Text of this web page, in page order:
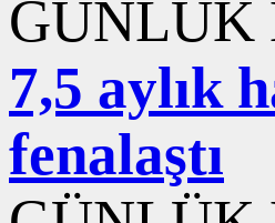
GÜNLÜK
7,5 aylık
fenalaştı